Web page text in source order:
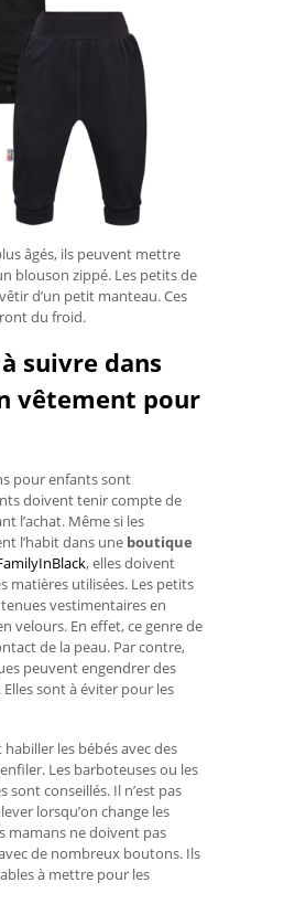
âgés, ils peuvent mettre
blouson zippé. Les petits de
d’un petit manteau. Ces
du froid.
suivre dans
vêtement pour
pour enfants sont
doivent tenir compte de
l’achat. Même si les
l’habit dans une boutique
, elles doivent
matières utilisées. Les petits
vestimentaires en
velours. En effet, ce genre de
de la peau. Par contre,
peuvent engendrer des
sont à éviter pour les
les bébés avec des
Les barboteuses ou les
sont conseillés. Il n’est pas
lorsqu’on change les
mamans ne doivent pas
de nombreux boutons. Ils
à mettre pour les